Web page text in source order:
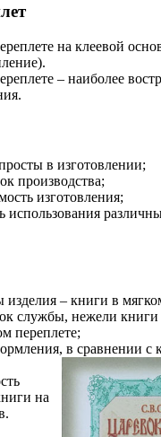
на клеевой
– наиболее
в изготовлении;
производства;
изготовления;
использования
изделия – книги в
службы, нежели книги
переплете;
в сравнении с
на